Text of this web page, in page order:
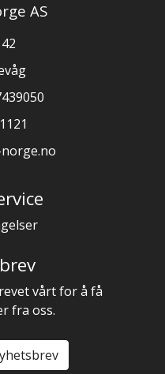
AS
vårt for å få
fra oss.